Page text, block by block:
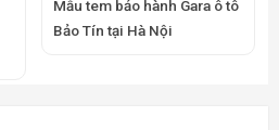
Mẫu tem bảo hành Gara ô tô
Bảo Tín tại Hà Nội